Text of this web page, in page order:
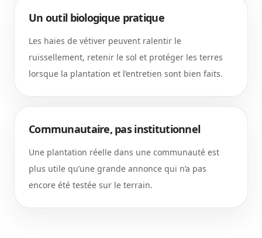
Un outil biologique pratique
Les haies de vétiver peuvent ralentir le
ruissellement, retenir le sol et protéger les terres
lorsque la plantation et l’entretien sont bien faits.
Communautaire, pas institutionnel
Une plantation réelle dans une communauté est
plus utile qu’une grande annonce qui n’a pas
encore été testée sur le terrain.